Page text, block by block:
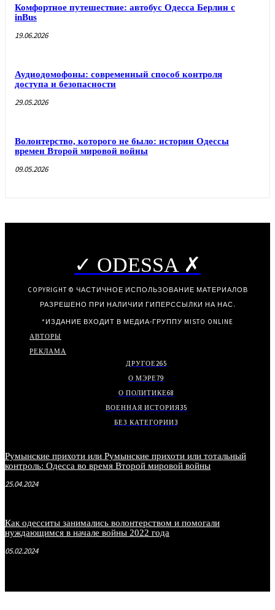
Комфортное путешествие: автобус Одесса Берлин с
inBus
19.06.2026
Аудиодомофоны: современный способ контроля
доступа и безопасности
29.05.2026
Волонтерство, которого не было: истории Одессы
времен Второй мировой войны
09.05.2026
✓ ODESSA ✗
COPYRIGHT © ЧАСТИЧНОЕ ИСПОЛЬЗОВАНИЕ МАТЕРИАЛОВ
РАЗРЕШЕНО ПРИ НАЛИЧИИ ГИПЕРССЫЛКИ НА НАС.
*ИЗДАНИЕ ВХОДИТ В МЕДИА-ГРУППУ MISTO ONLINE
АВТОРЫ
РЕКЛАМА
ДРУГОЕ265
О МЭРЕ79
О ПОЛИТИКЕ68
ВОЕННАЯ ИСТОРИЯ35
БЕЗ КАТЕГОРИИ3
Румынские прихоти или Румынские прихоти или тотальный
контроль: Одесса во время Второй мировой войны
25.04.2024
Как одесситы занимались волонтерством и помогали
нуждающимся в начале войны 2022 года
05.02.2024